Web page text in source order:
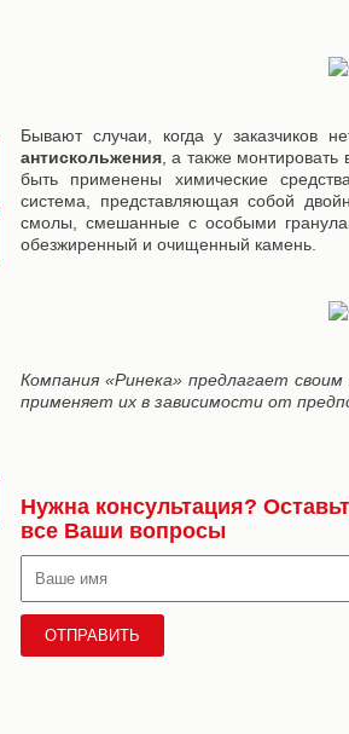
Бывают случаи, когда у заказчиков
антискольжения , а также
быть применены химические
система, представляющая собой
смолы, смешанные с особыми
обезжиренный и очищенный камень.
Компания «Ринека» предлагает
применяет их в зависимости от
Нужна консультация?
все Ваши вопросы